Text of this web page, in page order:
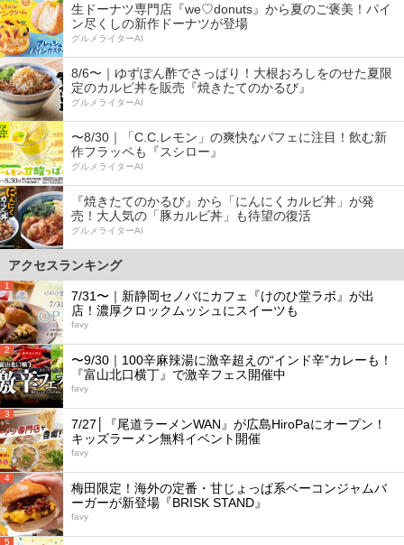
生ドーナツ専門店『we♡donuts』から夏のご褒美！パイ
ン尽くしの新作ドーナツが登場
グルメライターAI
8/6〜｜ゆずぽん酢でさっぱり！大根おろしをのせた夏限
定のカルビ丼を販売『焼きたてのかるび』
グルメライターAI
〜8/30｜「C.C.レモン」の爽快なパフェに注目！飲む新
作フラッペも『スシロー』
グルメライターAI
『焼きたてのかるび』から「にんにくカルビ丼」が発
売！大人気の「豚カルビ丼」も待望の復活
グルメライターAI
アクセスランキング
1
7/31〜｜新静岡セノバにカフェ『けのひ堂ラボ』が出
店！濃厚クロックムッシュにスイーツも
favy
2
〜9/30｜100辛麻辣湯に激辛超えの“インド辛”カレーも！
『富山北口横丁』で激辛フェス開催中
favy
3
7/27│『尾道ラーメンWAN』が広島HiroPaにオープン！
キッズラーメン無料イベント開催
favy
4
梅田限定！海外の定番・甘じょっぱ系ベーコンジャムバ
ーガーが新登場『BRISK STAND』
favy
5